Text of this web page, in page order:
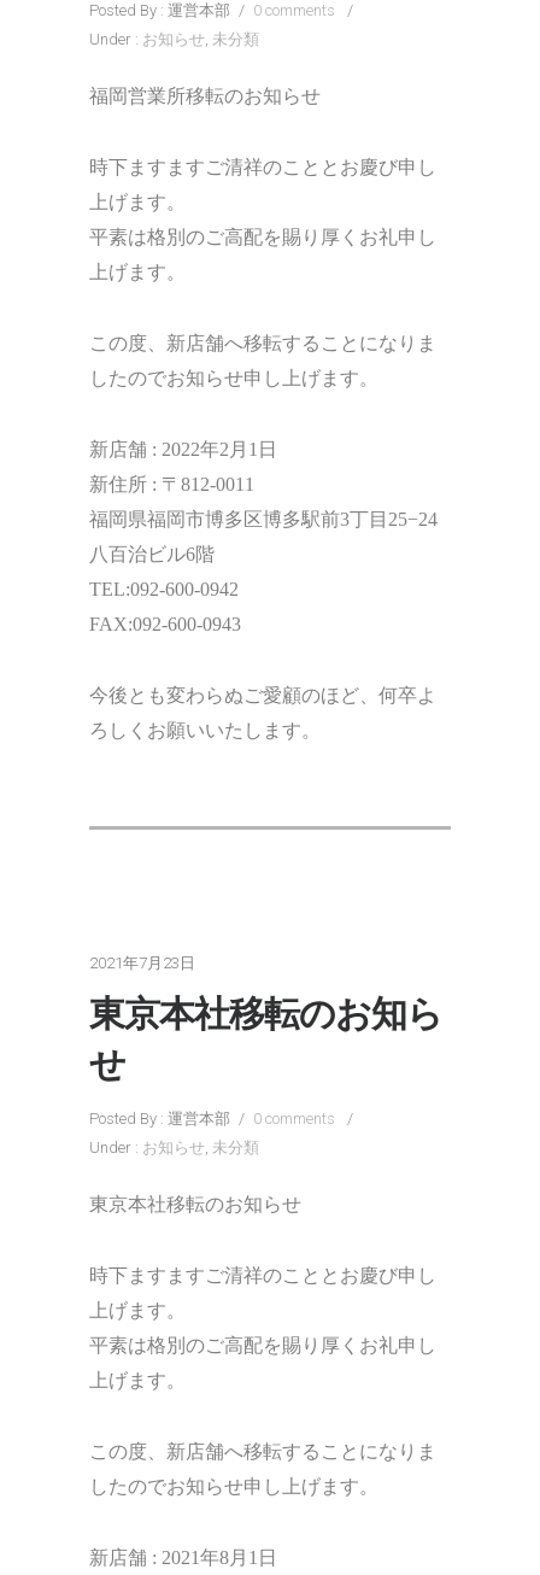
Posted By : 運営本部 / 0 comments
/
Under : お知らせ, 未分類
福岡営業所移転のお知らせ
時下ますますご清祥のこととお慶び申し
上げます。
平素は格別のご高配を賜り厚くお礼申し
上げます。
この度、新店舗へ移転することになりま
したのでお知らせ申し上げます。
新店舗 : 2022年2月1日
新住所 : 〒812-0011
福岡県福岡市博多区博多駅前3丁目25−24
八百治ビル6階
TEL:092-600-0942
FAX:092-600-0943
今後とも変わらぬご愛顧のほど、何卒よ
ろしくお願いいたします。
2021年7月23日
東京本社移転のお知ら
せ
Posted By : 運営本部 / 0 comments
/
Under : お知らせ, 未分類
東京本社移転のお知らせ
時下ますますご清祥のこととお慶び申し
上げます。
平素は格別のご高配を賜り厚くお礼申し
上げます。
この度、新店舗へ移転することになりま
したのでお知らせ申し上げます。
新店舗 : 2021年8月1日